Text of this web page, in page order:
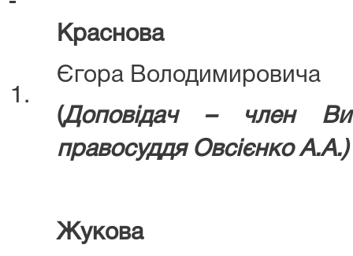
1.
Краснова
Єгора Володимировича
(Доповідач – член
правосуддя Овсієнко А.А.)
Жукова